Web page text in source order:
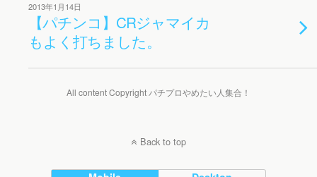
2013年1月14日
【パチンコ】CRジャマイカ
もよく打ちました。
All content Copyright パチプロやめたい人集合！
Back to top